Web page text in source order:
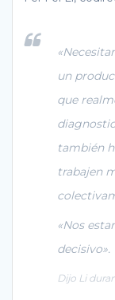
un
que
también
trabajen
«Nos
decisivo».
Dijo Li